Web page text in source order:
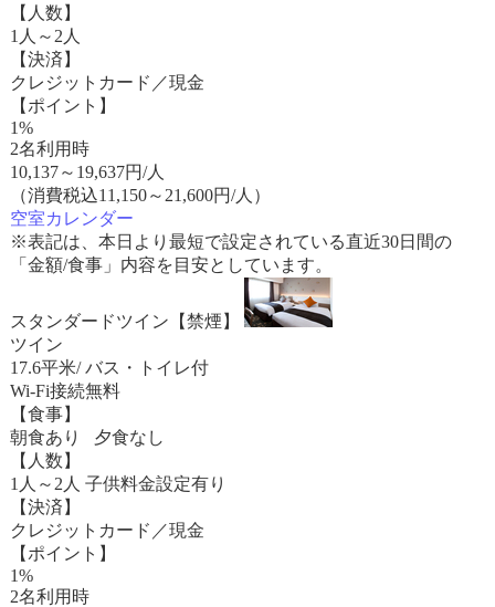
【人数】
1人～2人
【決済】
クレジットカード／現金
【ポイント】
1%
2名利用時
10,137～ 19,637円/人
（消費税込11,150～21,600円/人）
空室カレンダー
※表記は、本日より最短で設定されている直近30日間の
「金額/食事」内容を目安としています。
スタンダードツイン【禁煙】
ツイン
17.6平米/ バス・トイレ付
Wi-Fi接続無料
【食事】
朝食あり 夕食なし
【人数】
1人～2人 子供料金設定有り
【決済】
クレジットカード／現金
【ポイント】
1%
2名利用時